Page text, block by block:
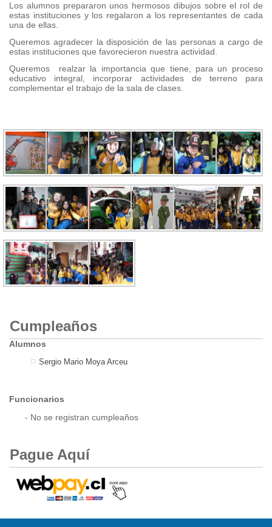
Los alumnos prepararon unos hermosos dibujos sobre el rol de
estas instituciones y los regalaron a los representantes de cada
una de ellas.
Queremos agradecer la disposición de las personas a cargo de
estas instituciones que favorecieron nuestra actividad.
Queremos realzar la importancia que tiene, para un proceso
educativo integral, incorporar actividades de terreno para
complementar el trabajo de la sala de clases.
Cumpleaños
Alumnos
Sergio Mario Moya Arceu
Funcionarios
- No se registran cumpleaños
Pague Aquí